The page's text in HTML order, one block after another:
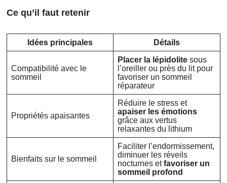
Ce qu’il faut retenir
Idées principales Détails
Compatibilité avec le
sommeil
Placer la lépidolite sous
l’oreiller ou près du lit pour
favoriser un sommeil
réparateur
Propriétés apaisantes
Réduire le stress et
apaiser les émotions
grâce aux vertus
relaxantes du lithium
Bienfaits sur le sommeil
Faciliter l’endormissement,
diminuer les réveils
nocturnes etfavoriser un
sommeil profond